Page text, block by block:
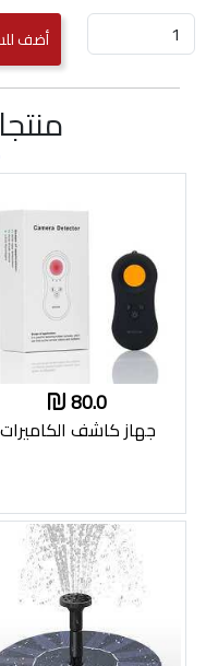
80.0
جهاز كاشف الكاميرات